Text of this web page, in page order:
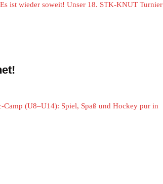
ist wieder soweit! Unser 18. STK-KNUT Turnier
Camp (U8–U14): Spiel, Spaß und Hockey pur in